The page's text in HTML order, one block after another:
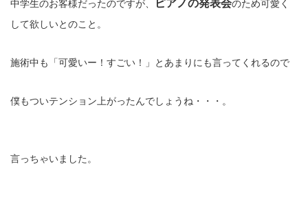
中学生のお客様だったのですが、 ピアノの発表会のため可愛く
して欲しいとのこと。
施術中も「可愛いー！すごい！」とあまりにも言ってくれるので
僕もついテンション上がったんでしょうね・・・。
言っちゃいました。